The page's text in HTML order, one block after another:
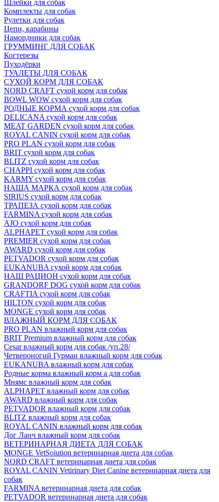
Шлейки для собак
Комплекты для собак
Рулетки для собак
Цепи, карабины
Намордники для собак
ГРУММИНГ ДЛЯ СОБАК
Когтерезы
Пуходёрки
ТУАЛЕТЫ ДЛЯ СОБАК
СУХОЙ КОРМ ДЛЯ СОБАК
NORD CRAFT сухой корм для собак
BOWL WOW сухой корм для собак
РОДНЫЕ КОРМА сухой корм для собак
DELICANA сухой корм для собак
MEAT GARDEN сухой корм для собак
ROYAL CANIN сухой корм для собак
PRO PLAN сухой корм для собак
BRIT сухой корм для собак
BLITZ сухой корм для собак
CHAPPI сухой корм для собак
KARMY сухой корм для собак
НАША МАРКА сухой корм для собак
SIRIUS сухой корм для собак
ТРАПЕЗА сухой корм для собак
FARMINA сухой корм для собак
AJO сухой корм для собак
ALPHAPET сухой корм для собак
PREMIER сухой корм для собак
AWARD сухой корм для собак
PETVADOR сухой корм для собак
EUKANUBA сухой корм для собак
НАШ РАЦИОН сухой корм для собак
GRANDORF DOG сухой корм для собак
CRAFTIA сухой корм для собак
HILTON сухой корм для собак
MONGE сухой корм для собак
ВЛАЖНЫЙ КОРМ ДЛЯ СОБАК
PRO PLAN влажный корм для собак
BRIT Premium влажный корм для собак
Cesar влажный корм для собак /уп.28/
Четвероногий Гурман влажный корм для собак
EUKANUBA влажный корм для собак
Родные корма влажный корм а для собак
Мнямс влажный корм для собак
ALPHAPET влажный корм для собак
AWARD влажный корм для собак
PETVADOR влажный корм для собак
BLITZ влажный корм для собак
ROYAL CANIN влажный корм для собак
Дог Ланч влажный корм для собак
ВЕТЕРИНАРНАЯ ДИЕТА ДЛЯ СОБАК
MONGE VetSoiution ветеринарная диета для собак
NORD CRAFT ветеринарная диета для собак
ROYAL CANIN Vetirinary Diet Canine ветеринарная диета для
собак
FARMINA ветеринарная диета для собак
PETVADOR ветеринарная диета для собак